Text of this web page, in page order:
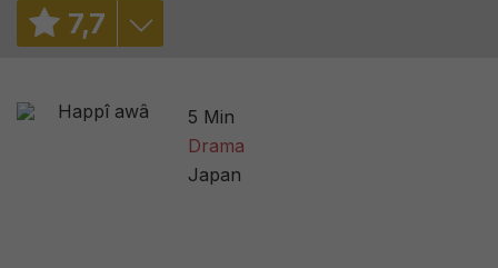
7,7
3,4/ 20
87
5 Min
Drama
Japan